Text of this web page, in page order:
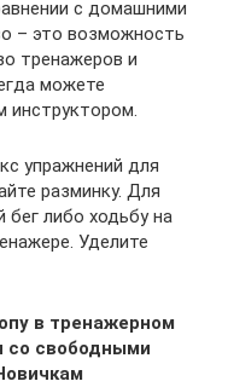
с домашними
– это возможность
тренажеров и
можете
инструктором.
упражнений для
разминку. Для
бег либо ходьбу на
Уделите
в тренажерном
со свободными